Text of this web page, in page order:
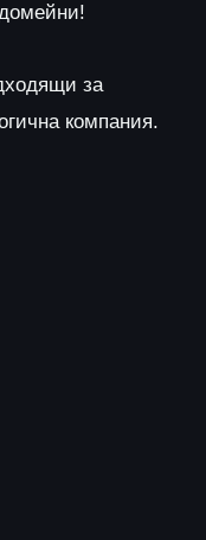
за
компания.